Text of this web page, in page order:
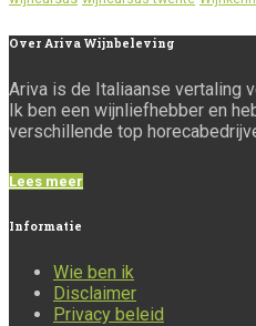
Over Ariva Wijnbeleving
Ariva is de Italiaanse vertaling
Ik ben een wijnliefhebber en
verschillende top
Lees meer
Informatie
Wie ben ik
Disclaimer
Privacy beleid